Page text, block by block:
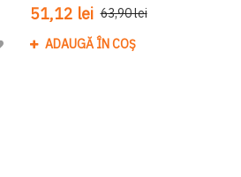
51,12 lei 63,90 lei
ADAUGĂ ÎN COȘ